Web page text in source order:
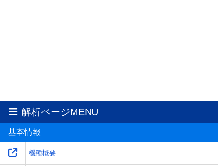
解析ページMENU
基本情報
機種概要